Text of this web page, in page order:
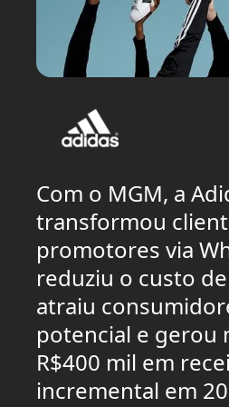
Com o MGM, a
transformou
promotores via
reduziu o custo
atraiu
potencial e gerou
R$400 mil em
incremental em